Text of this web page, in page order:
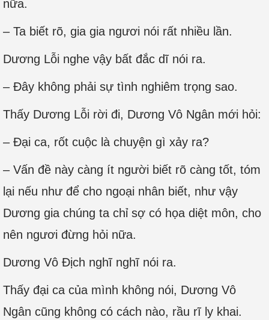
nữa.
– Ta biết rõ, gia gia ngươi nói rất nhiều lần.
Dương Lỗi nghe vậy bất đắc dĩ nói ra.
– Đây không phải sự tình nghiêm trọng sao.
Thấy Dương Lỗi rời đi, Dương Vô Ngân mới hỏi:
– Đại ca, rốt cuộc là chuyện gì xảy ra?
– Vấn đề này càng ít người biết rõ càng tốt, tóm
lại nếu như để cho ngoại nhân biết, như vậy
Dương gia chúng ta chỉ sợ có họa diệt môn, cho
nên ngươi đừng hỏi nữa.
Dương Vô Địch nghĩ nghĩ nói ra.
Thấy đại ca của mình không nói, Dương Vô
Ngân cũng không có cách nào, rầu rĩ ly khai.